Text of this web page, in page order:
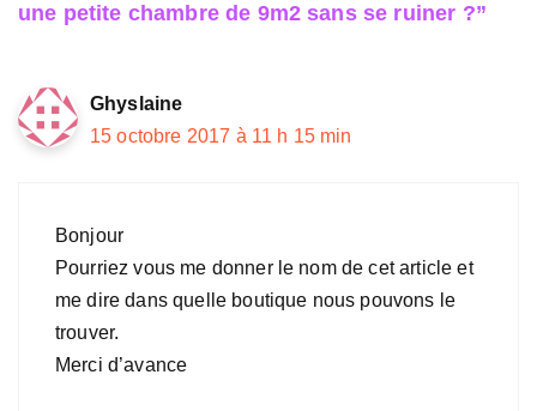
une petite chambre de 9m2 sans se ruiner ?”
Ghyslaine
15 octobre 2017 à 11 h 15 min
Bonjour
Pourriez vous me donner le nom de cet article et
me dire dans quelle boutique nous pouvons le
trouver.
Merci d’avance